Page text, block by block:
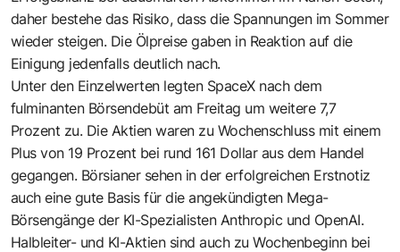
daher bestehe das Risiko, dass die Spannungen im Sommer
wieder steigen. Die Ölpreise gaben in Reaktion auf die
Einigung jedenfalls deutlich nach.
Unter den Einzelwerten legten SpaceX nach dem
fulminanten Börsendebüt am Freitag um weitere 7,7
Prozent zu. Die Aktien waren zu Wochenschluss mit einem
Plus von 19 Prozent bei rund 161 Dollar aus dem Handel
gegangen. Börsianer sehen in der erfolgreichen Erstnotiz
auch eine gute Basis für die angekündigten Mega-
Börsengänge der KI-Spezialisten Anthropic und OpenAI.
Halbleiter- und KI-Aktien sind auch zu Wochenbeginn bei